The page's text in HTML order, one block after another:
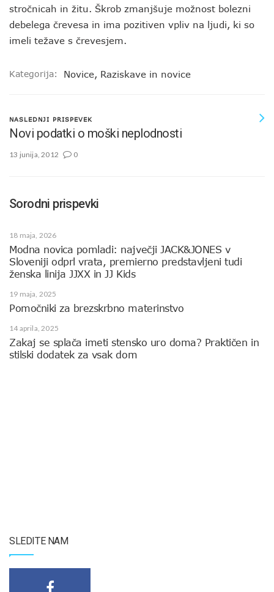
stročnicah in žitu. Škrob zmanjšuje možnost bolezni
debelega črevesa in ima pozitiven vpliv na ljudi, ki so
imeli težave s črevesjem.
Kategorija: Novice, Raziskave in novice
NASLEDNJI PRISPEVEK
Novi podatki o moški neplodnosti
13 junija, 2012 0
Sorodni prispevki
18 maja, 2026
Modna novica pomladi: največji JACK&JONES v
Sloveniji odprl vrata, premierno predstavljeni tudi
ženska linija JJXX in JJ Kids
19 maja, 2025
Pomočniki za brezskrbno materinstvo
14 aprila, 2025
Zakaj se splača imeti stensko uro doma? Praktičen in
stilski dodatek za vsak dom
SLEDITE NAM